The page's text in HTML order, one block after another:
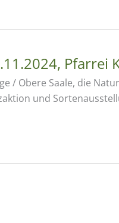
Pfarrei
/ Obere Saale, die
und